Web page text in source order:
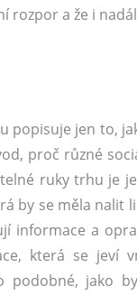
rozpor a že i
popisuje jen to,
proč různé
ruky trhu je
by se měla nalit
informace a
která se jeví
podobné, jako